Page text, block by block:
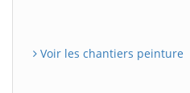
Voir les chantiers peinture